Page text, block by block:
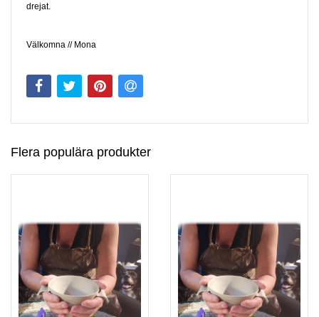
drejat.
Välkomna // Mona
Flera populära produkter